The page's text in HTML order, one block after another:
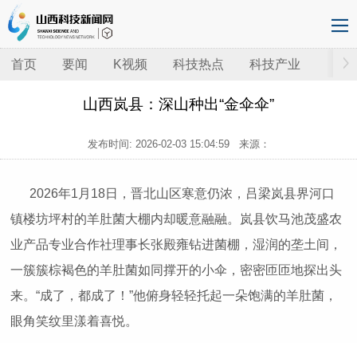
首页 要闻 K视频 科技热点 科技产业
山西岚县：深山种出“金伞伞”
发布时间: 2026-02-03 15:04:59来源：
2026年1月18日，晋北山区寒意仍浓，吕梁岚县界河口
镇楼坊坪村的羊肚菌大棚内却暖意融融。岚县饮马池茂盛农
业产品专业合作社理事长张殿雍钻进菌棚，湿润的垄土间，
一簇簇棕褐色的羊肚菌如同撑开的小伞，密密匝匝地探出头
来。“成了，都成了！”他俯身轻轻托起一朵饱满的羊肚菌，
眼角笑纹里漾着喜悦。